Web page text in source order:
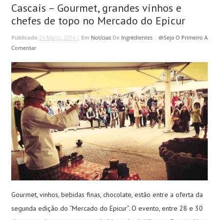
Cascais – Gourmet, grandes vinhos e
chefes de topo no Mercado do Epicur
Publicado 24 Março, 2014 | Em Notícias De Ingredientes|
Seja O Primeiro A
Comentar
Gourmet, vinhos, bebidas finas, chocolate, estão entre a oferta da
segunda edição do “Mercado do Epicur”. O evento, entre 28 e 30